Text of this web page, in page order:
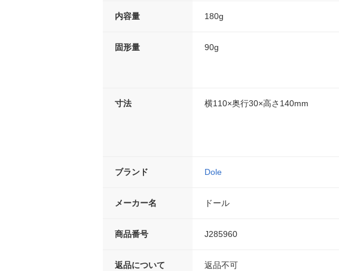
内容量 180g
固形量 90g
寸法 横110×奥行30×高さ140mm
ブランド Dole
メーカー名 ドール
商品番号 J285960
返品について
返品不可